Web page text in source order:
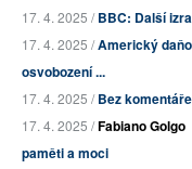
17. 4. 2025 /BBC: Další
17. 4. 2025 /Americký
osvobození ...
17. 4. 2025 /Bez komentáře
17. 4. 2025 /Fabiano Golgo
paměti a moci